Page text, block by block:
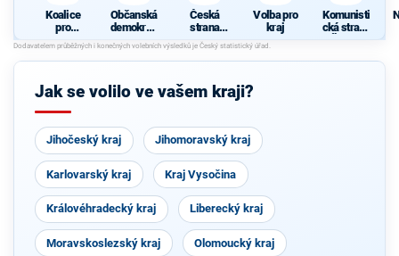
Koalice
pro
Královéhra
decký kraj
Občanská
demokrati
cká strana
Česká
strana
sociálně
demokrati
cká
Volba pro
kraj
Komunisti
cká strana
Čech a
Jak se volilo ve vašem kraji?
Jihočeský kraj Jihomoravský kraj
Karlovarský kraj Kraj Vysočina
Královéhradecký kraj Liberecký kraj
Moravskoslezský kraj Olomoucký kraj